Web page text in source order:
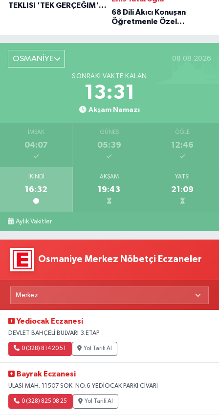
TEKLISI 'TEK GERÇEĞIM'LE
68 Dili Akıcı Konuşan
Öğretmenle Özel
OSMANİYE 08.08.2026
SONRAKI VAKTE KALAN
13:30
Akşam Namazı
İMSAK
04:07
GÜNEŞ
05:39
ÖĞLE
12:46
İKINDI
16:32
AKŞAM
19:43
YATSI
21:09
Aylık Vakitler
Osmaniye Merkez Nöbetçi Eczaneler
Yediocak Eczanesi
DEVLET BAHÇELİ BULVARI 3.ETAP
0 (328) 814 20 51 Yol Tarifi Al
Bayrak Eczanesi
ULAŞI MAH. 11507 SOK. NO:6 YEDİOCAK PARKI CİVARI
0 (328) 825 08 25 Yol Tarifi Al